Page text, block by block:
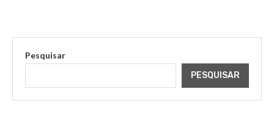
Pesquisar
PESQUISAR